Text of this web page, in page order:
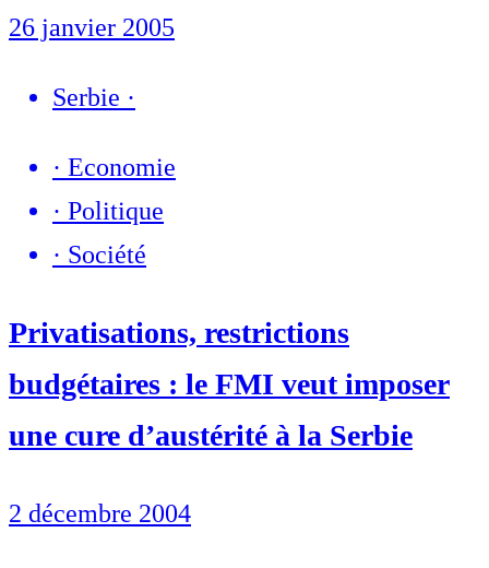
26 janvier 2005
Serbie ·
· Economie
· Politique
· Société
Privatisations, restrictions
budgétaires : le FMI veut imposer
une cure d’austérité à la Serbie
2 décembre 2004